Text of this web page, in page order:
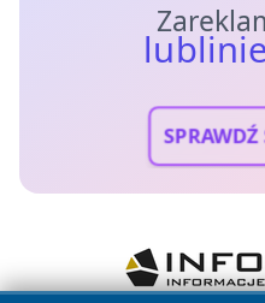
SPRAWDŹ